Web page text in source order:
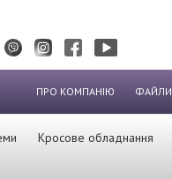
ПРО КОМПАНІЮ ФАЙЛИ
Кросове обладнання